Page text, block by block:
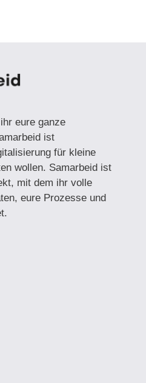
eure ganze
ist
für kleine
wollen. Samarbeid ist
mit dem ihr volle
eure Prozesse und